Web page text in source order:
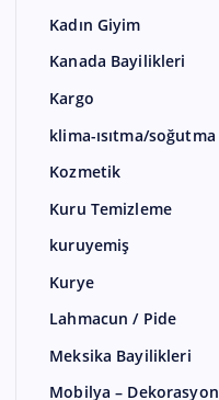
Kadın Giyim
Kanada Bayilikleri
Kargo
klima-ısıtma/soğutma
Kozmetik
Kuru Temizleme
kuruyemiş
Kurye
Lahmacun / Pide
Meksika Bayilikleri
Mobilya – Dekorasyon